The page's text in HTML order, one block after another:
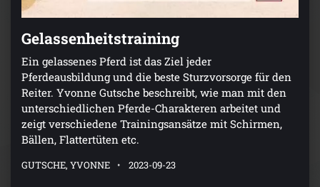
Gelassenheitstraining
Ein gelassenes Pferd ist das Ziel jeder
Pferdeausbildung und die beste Sturzvorsorge für den
Reiter. Yvonne Gutsche beschreibt, wie man mit den
unterschiedlichen Pferde-Charakteren arbeitet und
zeigt verschiedene Trainingsansätze mit Schirmen,
Bällen, Flattertüten etc.
GUTSCHE, YVONNE 2023-09-23